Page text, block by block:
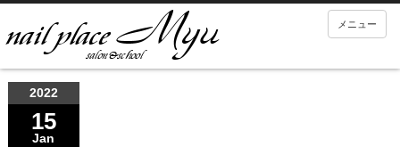
メニュー
2022
15
Jan